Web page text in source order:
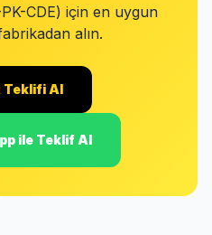
CDE) için en uygun
alın.
Teklifi Al
ile Teklif Al